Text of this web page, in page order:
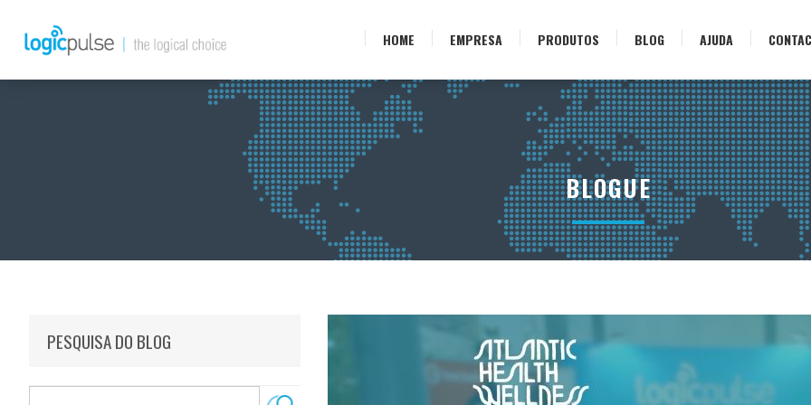
HOME EMPRESA PRODUTOS BLOG AJUDA
BLOGUE
PESQUISA DO BLOG